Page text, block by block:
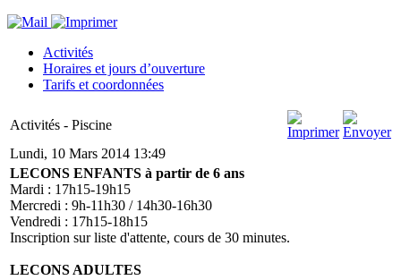
Activités
Horaires et jours d’ouverture
Tarifs et coordonnées
Activités - Piscine
Lundi, 10 Mars 2014 13:49
LECONS ENFANTS à partir de 6 ans
Mardi : 17h15-19h15
Mercredi : 9h-11h30 / 14h30-16h30
Vendredi : 17h15-18h15
Inscription sur liste d'attente, cours de 30 minutes.
LECONS ADULTES